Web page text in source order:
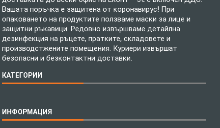
Вашата поръчка е защитена от коронавирус! При
опаковането на продуктите ползваме маски за лице и
защитни ръкавици. Редовно извършваме детайлна
дезинфекция на ръцете, пратките, складовете и
производстжените помещения. Куриери извършат
безопасни и безконтактни доставки.
КАТЕГОРИИ
Бебешки спални комплекти
ИНФОРМАЦИЯ